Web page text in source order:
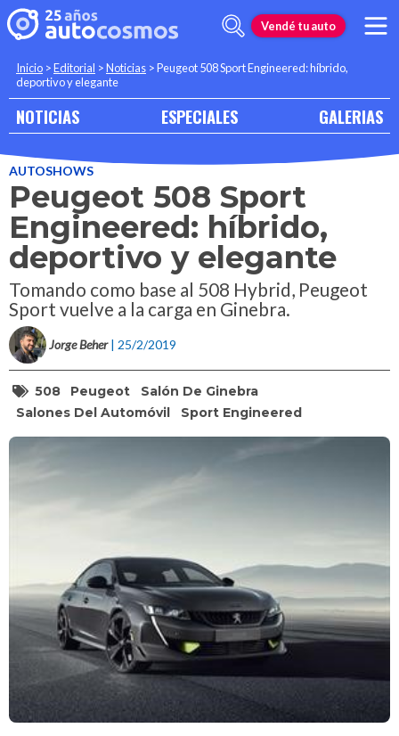
Vendé tu auto
Inicio >Editorial >Noticias >Peugeot 508 Sport Engineered: híbrido,
deportivo y elegante
NOTICIAS ESPECIALES GALERIAS
AUTOSHOWS
Peugeot 508 Sport
Engineered: híbrido,
deportivo y elegante
Tomando como base al 508 Hybrid, Peugeot
Sport vuelve a la carga en Ginebra.
Jorge Beher | 25/2/2019
508 Peugeot
Salón De Ginebra
Salones Del Automóvil
Sport Engineered